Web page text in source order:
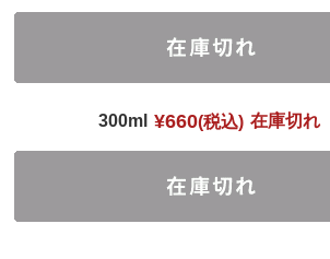
300ml ¥660(税込) 在庫切れ